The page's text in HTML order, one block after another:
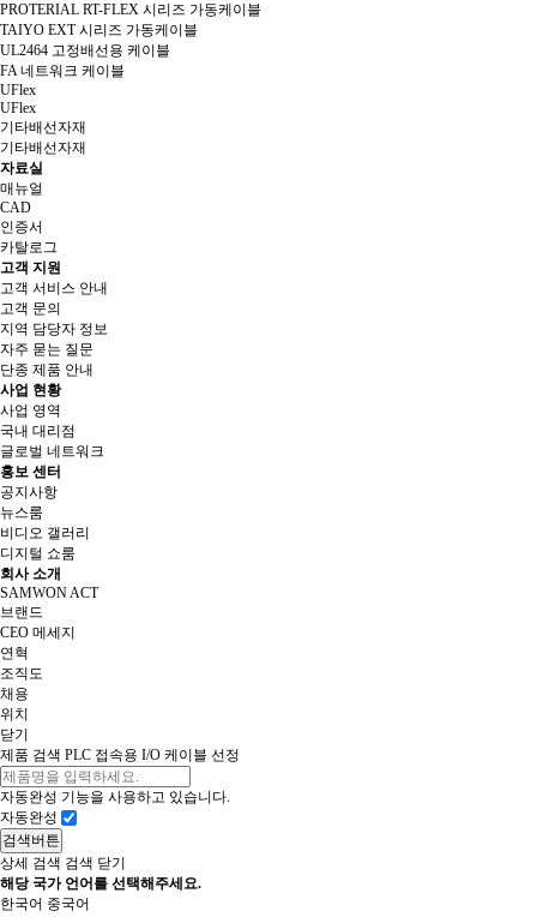
PROTERIAL RT-FLEX 시리즈 가동케이블
TAIYO EXT 시리즈 가동케이블
UL2464 고정배선용 케이블
FA 네트워크 케이블
UFlex
UFlex
기타배선자재
기타배선자재
자료실
매뉴얼
CAD
인증서
카탈로그
고객 지원
고객 서비스 안내
고객 문의
지역 담당자 정보
자주 묻는 질문
단종 제품 안내
사업 현황
사업 영역
국내 대리점
글로벌 네트워크
홍보 센터
공지사항
뉴스룸
비디오 갤러리
디지털 쇼룸
회사 소개
SAMWON ACT
브랜드
CEO 메세지
연혁
조직도
채용
위치
닫기
제품 검색 PLC 접속용 I/O 케이블 선정
자동완성 기능을 사용하고 있습니다.
자동완성
검색버튼
상세 검색 검색 닫기
해당 국가 언어를 선택해주세요.
한국어 중국어